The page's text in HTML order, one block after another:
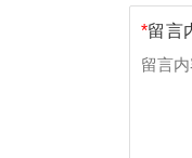
*留言